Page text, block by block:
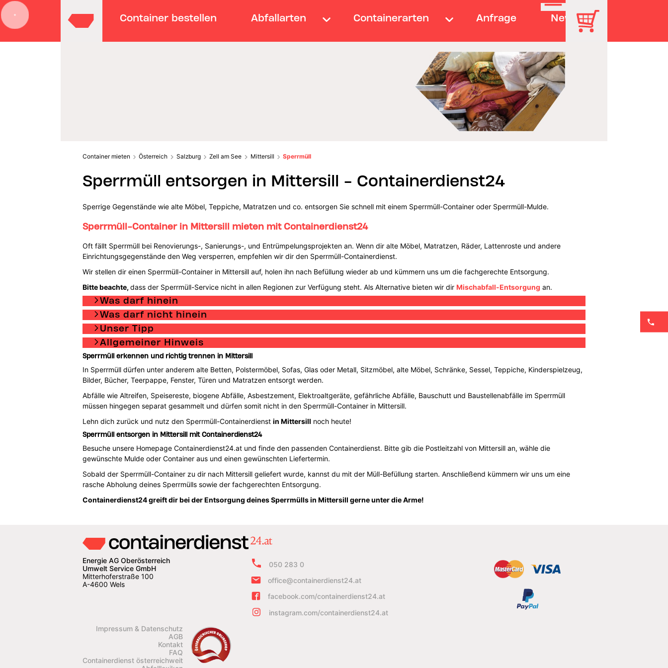
Container bestellen Abfallarten Containerarten Anfrage News
Container mieten Österreich Salzburg Zell am See Mittersill Sperrmüll
Sperrmüll entsorgen in Mittersill - Containerdienst24
Sperrige Gegenstände wie alte Möbel, Teppiche, Matratzen und co. entsorgen Sie schnell mit einem Sperrmüll-Container oder Sperrmüll-Mulde.
Sperrmüll-Container in Mittersill mieten mit Containerdienst24
Oft fällt Sperrmüll bei Renovierungs-, Sanierungs-, und Entrümpelungsprojekten an. Wenn dir alte Möbel, Matratzen, Räder, Lattenroste und andere
Einrichtungsgegenstände den Weg versperren, empfehlen wir dir den Sperrmüll-Containerdienst.
Wir stellen dir einen Sperrmüll-Container in Mittersill auf, holen ihn nach Befüllung wieder ab und kümmern uns um die fachgerechte Entsorgung.
Bitte beachte, dass der Sperrmüll-Service nicht in allen Regionen zur Verfügung steht. Als Alternative bieten wir dir Mischabfall-Entsorgung an.
Was darf hinein
Was darf nicht hinein
Unser Tipp
Allgemeiner Hinweis
Sperrmüll erkennen und richtig trennen in Mittersill
In Sperrmüll dürfen unter anderem alte Betten, Polstermöbel, Sofas, Glas oder Metall, Sitzmöbel, alte Möbel, Schränke, Sessel, Teppiche, Kinderspielzeug,
Bilder, Bücher, Teerpappe, Fenster, Türen und Matratzen entsorgt werden.
Abfälle wie Altreifen, Speisereste, biogene Abfälle, Asbestzement, Elektroaltgeräte, gefährliche Abfälle, Bauschutt und Baustellenabfälle im Sperrmüll
müssen hingegen separat gesammelt und dürfen somit nicht in den Sperrmüll-Container in Mittersill.
Lehn dich zurück und nutz den Sperrmüll-Containerdienst in Mittersill noch heute!
Sperrmüll entsorgen in Mittersill mit Containerdienst24
Besuche unsere Homepage Containerdienst24.at und finde den passenden Containerdienst. Bitte gib die Postleitzahl von Mittersill an, wähle die
gewünschte Mulde oder Container aus und einen gewünschten Liefertermin.
Sobald der Sperrmüll-Container zu dir nach Mittersill geliefert wurde, kannst du mit der Müll-Befüllung starten. Anschließend kümmern wir uns um eine
rasche Abholung deines Sperrmülls sowie der fachgerechten Entsorgung.
Containerdienst24 greift dir bei der Entsorgung deines Sperrmülls in Mittersill gerne unter die Arme!
Energie AG Oberösterreich
Umwelt Service GmbH
Mitterhoferstraße 100
A-4600 Wels
050 283 0
office@containerdienst24.at
facebook.com/containerdienst24.at
instagram.com/containerdienst24.at
Impressum & Datenschutz
AGB
Kontakt
FAQ
Containerdienst österreichweit